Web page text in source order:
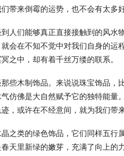
带来倒霉的运势，也不会有太多
人们能够真正直接接触到的风水
会在不知不觉中对我们自身的运
之中，却有着千丝万缕的联系。
些木制饰品。来说说珠宝饰品，
仿佛是大自然赋予它的独特能量
，或许在不经意间，就为我们带
之类的绿色饰品，它们同样五行
天里新绿的嫩芽，充满了向上的